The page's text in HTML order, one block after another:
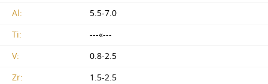
Al:
5.5-7.0
Ti:
---«---
V:
0.8-2.5
Zr:
1.5-2.5